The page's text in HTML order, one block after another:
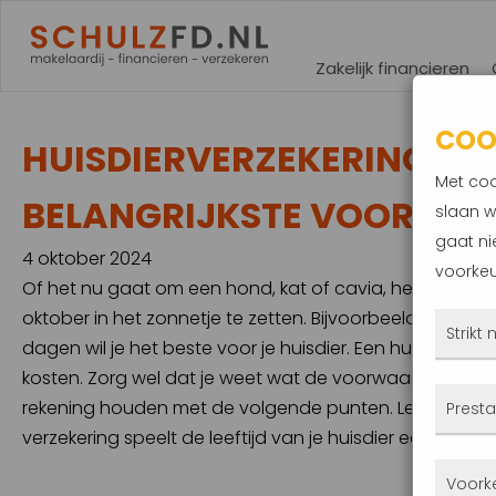
Zakelijk financieren
HUISDIERVERZEKERING
BELANGRIJKSTE
4 oktober 2024
Of het nu gaat om een hond, kat of cavia, het is een
oktober in het zonnetje te zetten. Bijvoorbeeld met een
dagen wil je het beste voor je huisdier. Een
kosten. Zorg wel dat je weet wat de voorwaarden zijn.
rekening houden met de volgende punten. Leeftijd
verzekering speelt de leeftijd van je huisdier een grote
Met
slaan
gaat
Strikt